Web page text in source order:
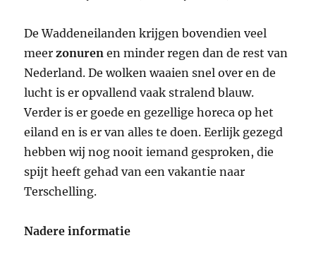
De Waddeneilanden krijgen bovendien veel
meerzonuren en minder regen dan de rest van
Nederland. De wolken waaien snel over en de
lucht is er opvallend vaak stralend blauw.
Verder is er goede en gezellige horeca op het
eiland en is er van alles te doen. Eerlijk gezegd
hebben wij nog nooit iemand gesproken, die
spijt heeft gehad van een vakantie naar
Terschelling.
Nadere informatie